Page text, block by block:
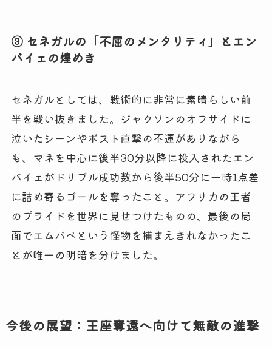
③ セネガルの「不屈のメンタリティ」とエン
バイェの煌めき
セネガルとしては、戦術的に非常に素晴らしい前
半を戦い抜きました。ジャクソンのオフサイドに
泣いたシーンやポスト直撃の不運がありながら
も、マネを中心に後半30分以降に投入されたエン
バイェがドリブル成功数から後半50分に一時1点差
に詰め寄るゴールを奪ったこと。アフリカの王者
のプライドを世界に見せつけたものの、最後の局
面でエムバペという怪物を捕まえきれなかったこ
とが唯一の明暗を分けました。
今後の展望：王座奪還へ向けて無敵の進撃